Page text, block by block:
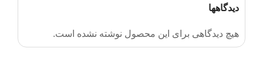
دیدگاهها
هیچ دیدگاهی برای این محصول نوشته نشده است.